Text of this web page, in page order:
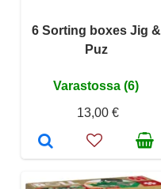
6 Sorting boxes Jig &
Puz
Varastossa (6)
13,00 €